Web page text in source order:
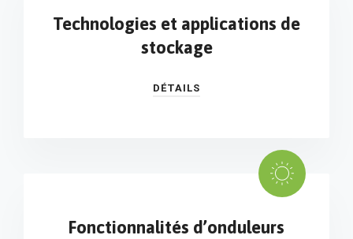
Technologies et applications de
stockage
DÉTAILS
Fonctionnalités d’onduleurs